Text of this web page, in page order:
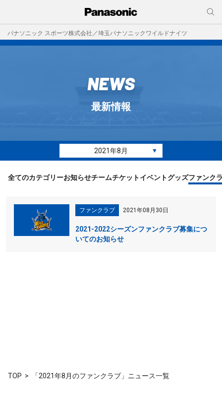
パナソニック スポーツ株式会社／埼玉パナソニックワイルドナイツ
NEWS
最新情報
2021年8月 ▼
全てのカテゴリーお知らせチームチケットイベントグッズファンク
ファンクラブ 2021年08月30日
2021-2022シーズンファンクラブ募集につ
いてのお知らせ
TOP 「2021年8月のファンクラブ」ニュース一覧